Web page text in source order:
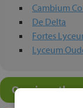
Cambium
De Delta
Fortes
Lyceum
Overige